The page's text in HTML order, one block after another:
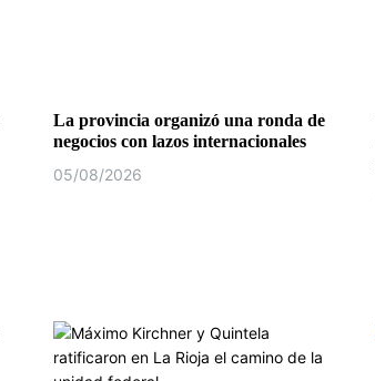
La provincia organizó una ronda de
negocios con lazos internacionales
05/08/2026